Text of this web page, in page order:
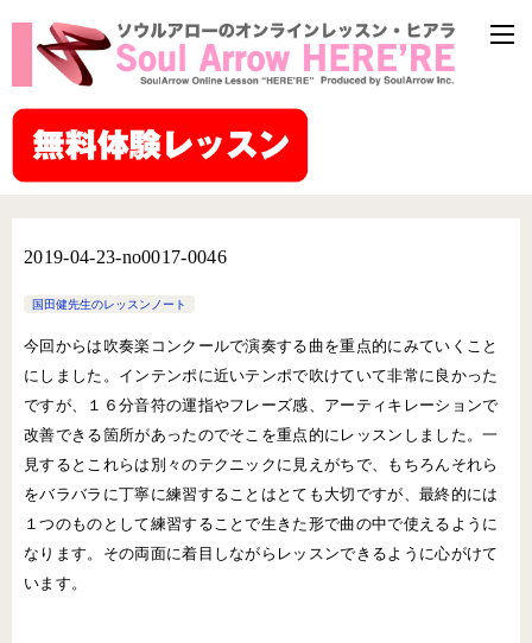
2019-04-23-no0017-0046
国田健先生のレッスンノート
今回からは吹奏楽コンクールで演奏する曲を重点的にみていくこと
にしました。インテンポに近いテンポで吹けていて非常に良かった
ですが、１６分音符の運指やフレーズ感、アーティキレーションで
改善できる箇所があったのでそこを重点的にレッスンしました。一
見するとこれらは別々のテクニックに見えがちで、もちろんそれら
をバラバラに丁寧に練習することはとても大切ですが、最終的には
１つのものとして練習することで生きた形で曲の中で使えるように
なります。その両面に着目しながらレッスンできるように心がけて
います。